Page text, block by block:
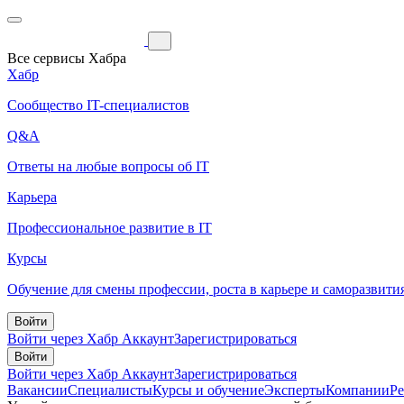
Все сервисы Хабра
Хабр
Сообщество IT-специалистов
Q&A
Ответы на любые вопросы об IT
Карьера
Профессиональное развитие в IT
Курсы
Обучение для смены профессии, роста в карьере и
Войти
Войти через Хабр АккаунтЗарегистрироваться
Войти
Войти через Хабр АккаунтЗарегистрироваться
ВакансииСпециалистыКурсы и обучениеЭкспертыКомпании